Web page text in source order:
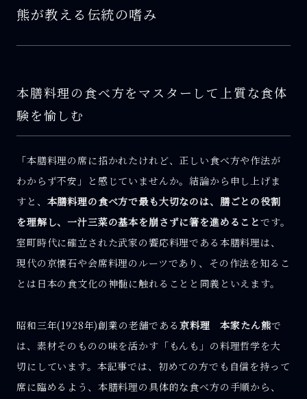
熊が教える伝統の嗜み
本膳料理の食べ方をマスターして上質な食体
験を愉しむ
「本膳料理の席に招かれたけれど、正しい食べ方や作法が
わからず不安」と感じていませんか。結論から申し上げま
すと、 本膳料理の食べ方で最も大切なのは、膳ごとの役割
を理解し、一汁三菜の基本を崩さずに箸を進めることです。
室町時代に確立された武家の饗応料理である本膳料理は、
現代の京懐石や会席料理のルーツであり、その作法を知るこ
とは日本の食文化の神髄に触れることと同義といえます。
昭和三年(1928年)創業の老舗である 京料理 本家たん熊で
は、素材そのものの味を活かす「もんも」の料理哲学を大
切にしています。本記事では、初めての方でも自信を持って
席に臨めるよう、本膳料理の具体的な食べ方の手順から、